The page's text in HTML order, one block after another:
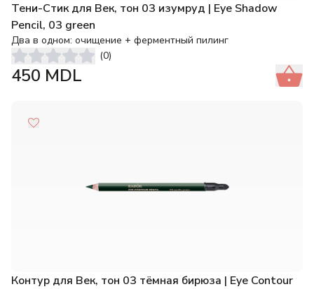
Тени-Стик для Век, тон 03 изумруд | Eye Shadow
Pencil, 03 green
Два в одном: очищение + ферментный пилинг
(0)
450 MDL
Контур для Век, тон 03 тёмная бирюза | Eye Contour